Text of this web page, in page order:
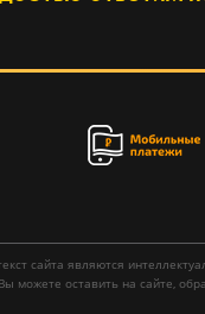
сайта являются
можете оставить на сайте,